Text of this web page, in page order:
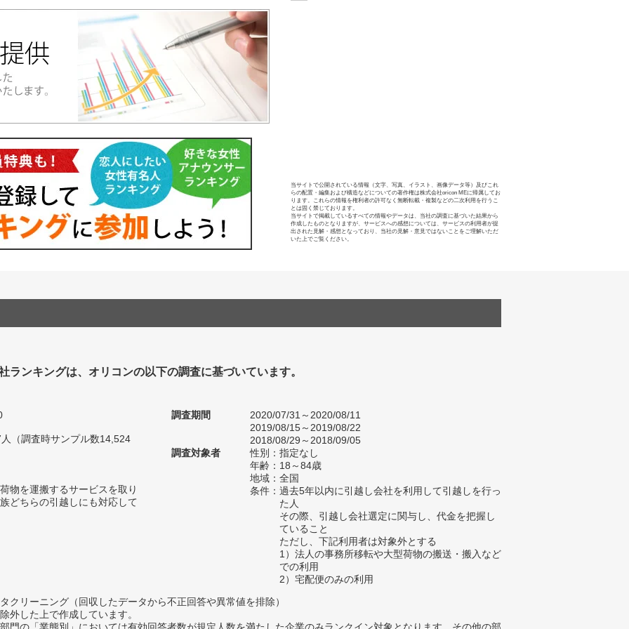
当サイトで公開されている情報（文字、写真、イラスト、画像データ等）及びこれ
らの配置・編集および構造などについての著作権は株式会社oricon MEに帰属してお
ります。これらの情報を権利者の許可なく無断転載・複製などの二次利用を行うこ
とは固く禁じております。
当サイトで掲載しているすべての情報やデータは、当社の調査に基づいた結果から
作成したものとなりますが、サービスへの感想については、サービスの利用者が提
出された見解・感想となっており、当社の見解・意見ではないことをご理解いただ
いた上でご覧ください。
ランキングは、オリコンの以下の調査に基づいています。
（調査時サンプル数14,524
物を運搬するサービスを取り
どちらの引越しにも対応して
調査期間
2020/07/31～2020/08/11
2019/08/15～2019/08/22
2018/08/29～2018/09/05
調査対象者
性別：指定なし
年齢：18～84歳
地域：全国
条件：過去5年以内に引越し会社を利用して引越しを行っ
た人
その際、引越し会社選定に関与し、代金を把握し
ていること
ただし、下記利用者は対象外とする
1）法人の事務所移転や大型荷物の搬送・搬入など
での利用
2）宅配便のみの利用
リーニング（回収したデータから不正回答や異常値を排除）
した上で作成しています。